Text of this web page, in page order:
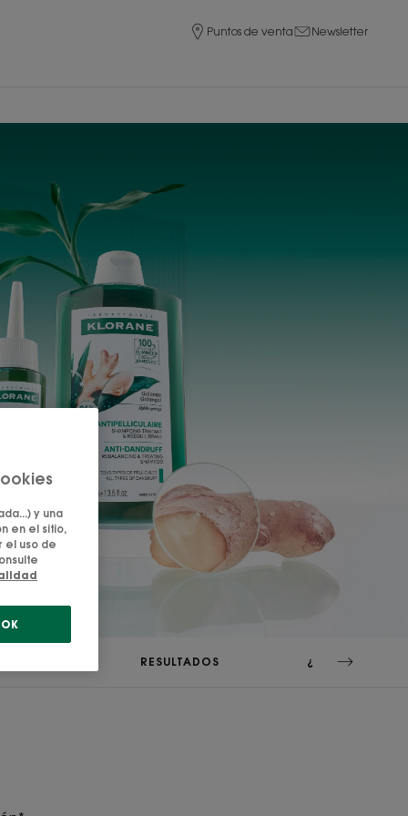
Puntos de venta Newsletter
RESULTADOS ¿LO SABÍAS?
y una
en el sitio,
el uso de
OK